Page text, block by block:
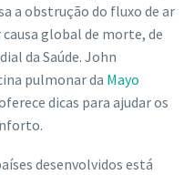
a obstrução do fluxo de ar
global de morte, de
da Saúde. John
pulmonar da Mayo
dicas para ajudar os
desenvolvidos está